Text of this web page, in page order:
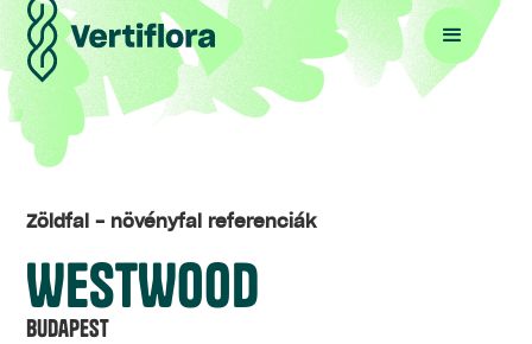
Zöldfal - növényfal referenciák
WESTWOOD
Budapest